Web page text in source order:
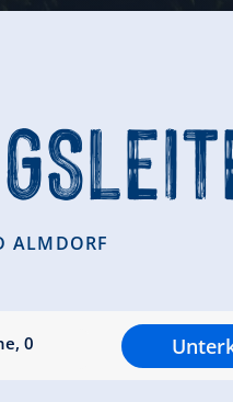
ALMDORF
, 0